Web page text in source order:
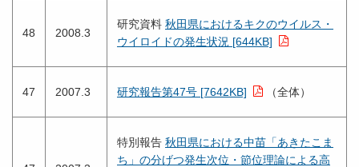
48 2008.3
研究資料 秋田県におけるキクのウイルス・
ウイロイドの発生状況 [644KB]
47 2007.3 研究報告第47号 [7642KB] （全体）
特別報告 秋田県における中苗「あきたこま
ち」の分げつ発生次位・節位理論による高